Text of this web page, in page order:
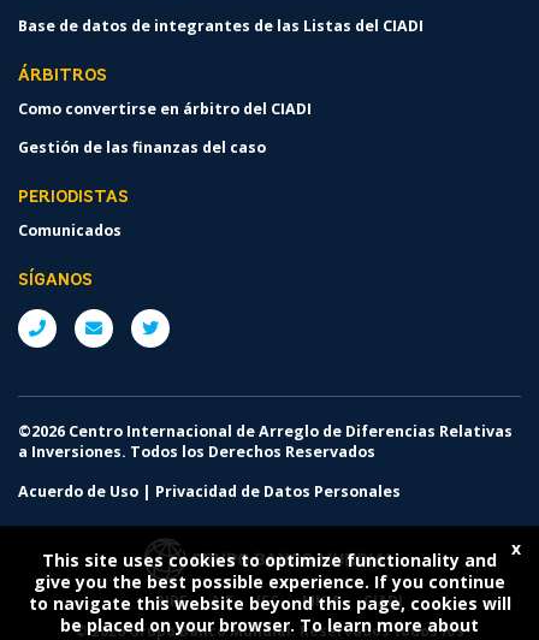
Base de datos de integrantes de las Listas del CIADI
ÁRBITROS
Como convertirse en árbitro del CIADI
Gestión de las finanzas del caso
PERIODISTAS
Comunicados
SÍGANOS
x
This site uses cookies to optimize functionality and
give you the best possible experience. If you continue
to navigate this website beyond this page, cookies will
be placed on your browser. To learn more about
©2026 Centro Internacional de Arreglo de Diferencias Relativas
a Inversiones. Todos los Derechos Reservados
Acuerdo de Uso | Privacidad de Datos Personales
BIRF AIF IFC MIGA
CIADI
©2026 Grupo Banco Mundial. Reservados todos los